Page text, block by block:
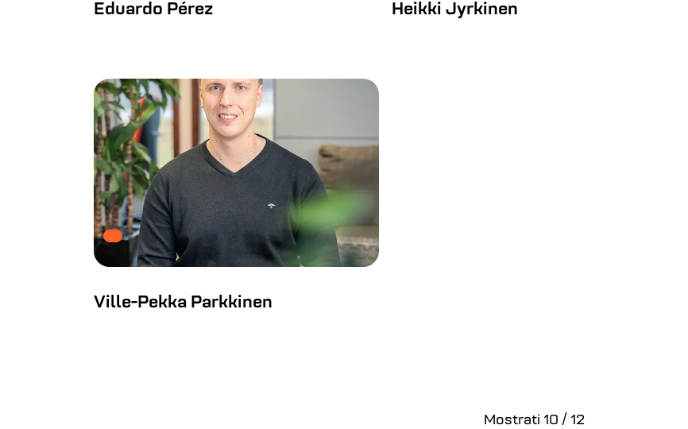
Eduardo Pérez Heikki Jyrkinen
Ville-Pekka Parkkinen
Mostrati 10 / 12